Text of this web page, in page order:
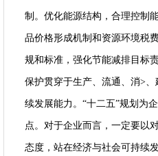
制。优化能源结构，合理控制
品价格形成机制和资源环境税
规和标准，强化节能减排目标
保护贯穿于生产、流通、消>
续发展能力。“十二五”规划为
点。对于企业而言，一定要以
态度，站在经济与社会可持续